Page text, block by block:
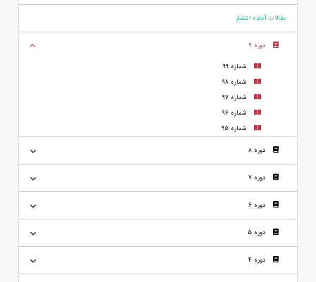
مقالات آماده انتشار
دوره 9
شماره 99
شماره 98
شماره 97
شماره 96
شماره 95
دوره 8
دوره 7
دوره 6
دوره 5
دوره 4